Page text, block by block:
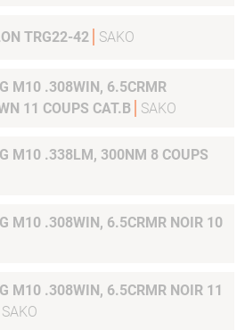
TRG22-42 SAKO
M10 .308WIN, 6.5CRMR
11 COUPS CAT.B
SAKO
.338LM, 300NM 8 COUPS
M10 .308WIN, 6.5CRMR NOIR 10
M10 .308WIN, 6.5CRMR NOIR 11
SAKO